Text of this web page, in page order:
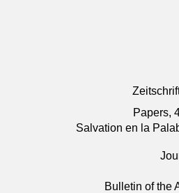
Papers,
Salvation en la
Bulletin of the